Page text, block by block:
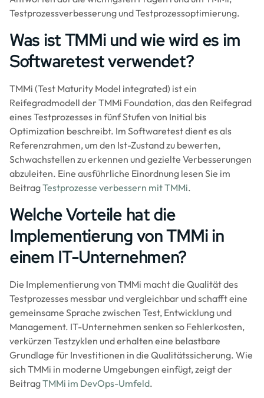
Testprozessverbesserung und Testprozessoptimierung.
Was ist TMMi und wie wird es im
Softwaretest verwendet?
TMMi (Test Maturity Model integrated) ist ein
Reifegradmodell der TMMi Foundation, das den Reifegrad
eines Testprozesses in fünf Stufen von Initial bis
Optimization beschreibt. Im Softwaretest dient es als
Referenzrahmen, um den Ist-Zustand zu bewerten,
Schwachstellen zu erkennen und gezielte Verbesserungen
abzuleiten. Eine ausführliche Einordnung lesen Sie im
BeitragTestprozesse verbessern mit TMMi.
Welche Vorteile hat die
Implementierung von TMMi in
einem IT-Unternehmen?
Die Implementierung von TMMi macht die Qualität des
Testprozesses messbar und vergleichbar und schafft eine
gemeinsame Sprache zwischen Test, Entwicklung und
Management. IT-Unternehmen senken so Fehlerkosten,
verkürzen Testzyklen und erhalten eine belastbare
Grundlage für Investitionen in die Qualitätssicherung. Wie
sich TMMi in moderne Umgebungen einfügt, zeigt der
BeitragTMMi im DevOps-Umfeld.